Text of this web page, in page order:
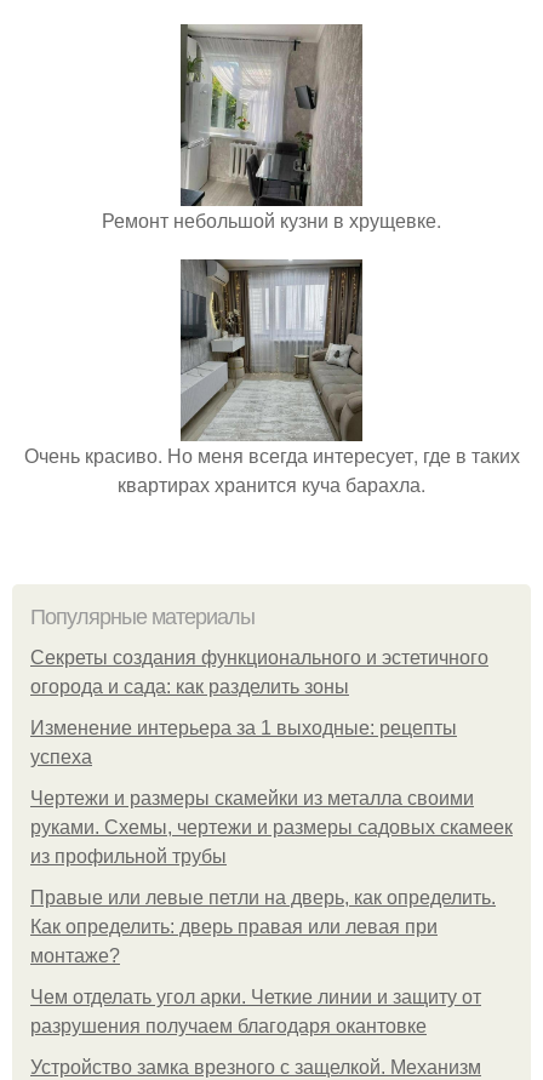
Ремонт небольшой кузни в хрущевке.
Очень красиво. Но меня всегда интересует, где в таких
квартирах хранится куча барахла.
Популярные материалы
Секреты создания функционального и эстетичного
огорода и сада: как разделить зоны
Изменение интерьера за 1 выходные: рецепты
успеха
Чертежи и размеры скамейки из металла своими
руками. Схемы, чертежи и размеры садовых скамеек
из профильной трубы
Правые или левые петли на дверь, как определить.
Как определить: дверь правая или левая при
монтаже?
Чем отделать угол арки. Четкие линии и защиту от
разрушения получаем благодаря окантовке
Устройство замка врезного с защелкой. Механизм